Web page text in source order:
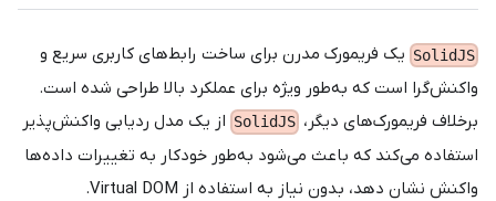
SolidJS یک فریمورک مدرن برای ساخت رابط‌های کاربری سریع و
واکنش‌گرا است که به‌طور ویژه برای عملکرد بالا طراحی شده است.
برخلاف فریمورک‌های دیگر، SolidJS از یک مدل ردیابی واکنش‌پذیر
استفاده می‌کند که باعث می‌شود به‌طور خودکار به تغییرات داده‌ها
واکنش نشان دهد، بدون نیاز به استفاده از Virtual DOM.